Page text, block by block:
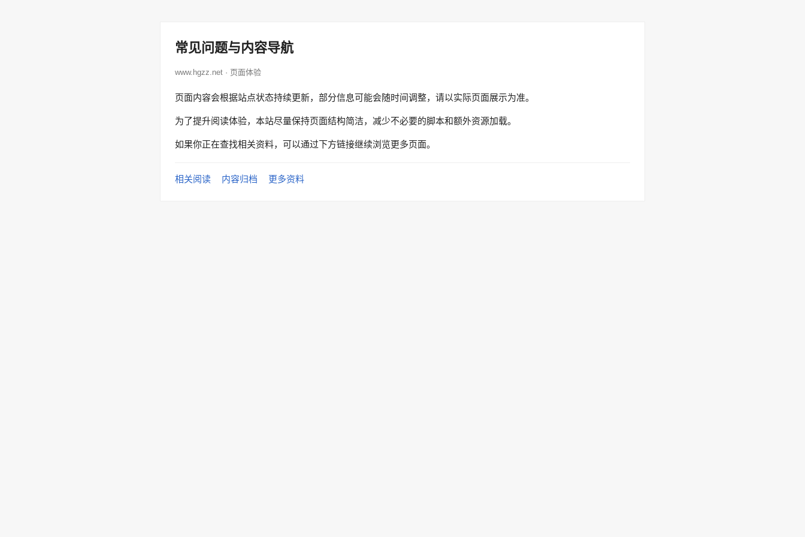
常见问题与内容导航
www.hgzz.net · 页面体验
页面内容会根据站点状态持续更新，部分信息可能会随时间调整，请以实际页面展示为准。
为了提升阅读体验，本站尽量保持页面结构简洁，减少不必要的脚本和额外资源加载。
如果你正在查找相关资料，可以通过下方链接继续浏览更多页面。
相关阅读 内容归档 更多资料